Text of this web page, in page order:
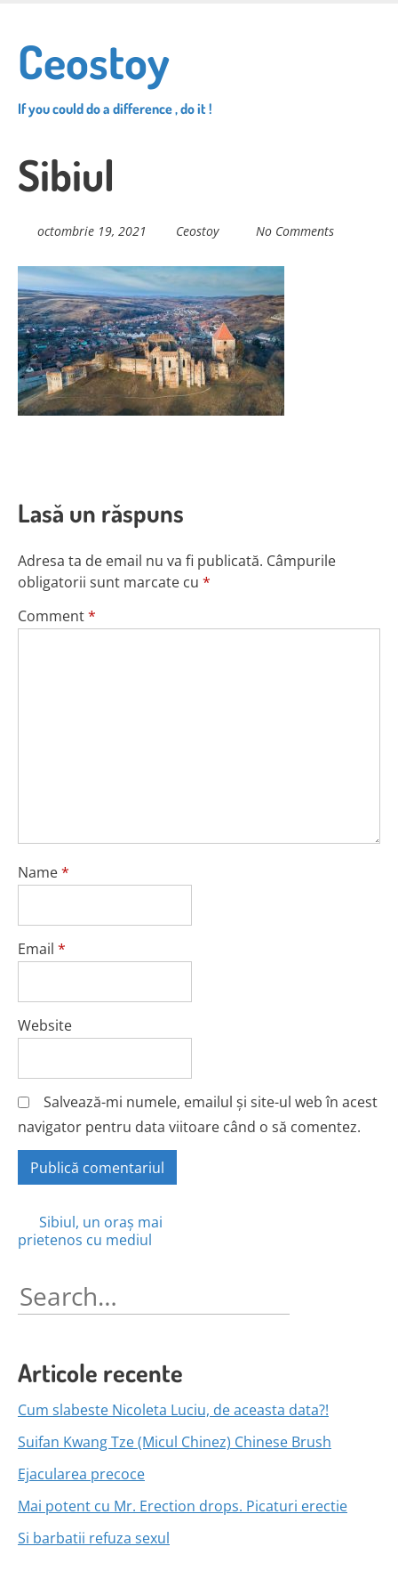
main
content
Ceostoy
If you could do a difference , do it !
Sibiul
octombrie 19, 2021 Ceostoy No Comments
Lasă un răspuns
Adresa ta de email nu va fi publicată. Câmpurile
obligatorii sunt marcate cu *
Comment*
Name*
Email *
Website
Salvează-mi numele, emailul și site-ul web în acest
navigator pentru data viitoare când o să comentez.
Posts
Sibiul, un oraș mai
prietenos cu mediul
Search
for:
Articole recente
Cum slabeste Nicoleta Luciu, de aceasta data?!
Suifan Kwang Tze (Micul Chinez) Chinese Brush
Ejacularea precoce
Mai potent cu Mr. Erection drops. Picaturi erectie
Si barbatii refuza sexul